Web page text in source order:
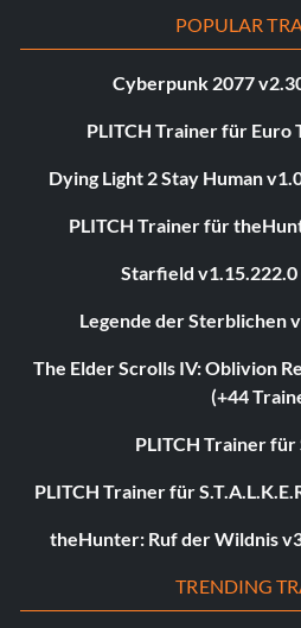
POPULAR
Cyberpunk 2077
PLITCH Trainer für Euro
Dying Light 2 Stay Human
PLITCH Trainer für
Starfield v1.15.222.0
Legende der Sterblichen
The Elder Scrolls IV: Oblivion
(+44
PLITCH Trainer für
PLITCH Trainer für
theHunter: Ruf der Wildnis
TRENDING